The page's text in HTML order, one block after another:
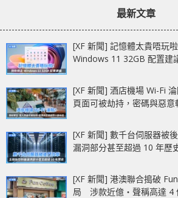
最新文章
[XF 新聞] 記憶體太貴唔玩
Windows 11 32GB 配置建
[XF 新聞] 酒店機場 Wi-Fi
頁面可被劫持，密碼與惡意
[XF 新聞] 數千台伺服器被
漏洞部分甚至超過 10 年歷
[XF 新聞] 港澳聯合搗破
局 涉款近億‧聲稱高達 4